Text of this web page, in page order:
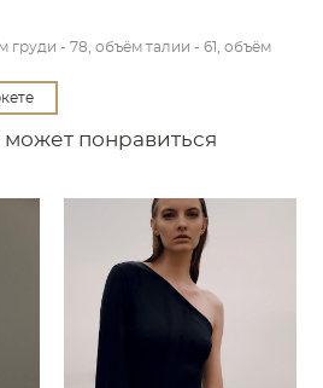
- 78, объём талии - 61, объём
понравиться